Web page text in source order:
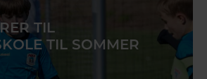
TIL
TIL SOMMER